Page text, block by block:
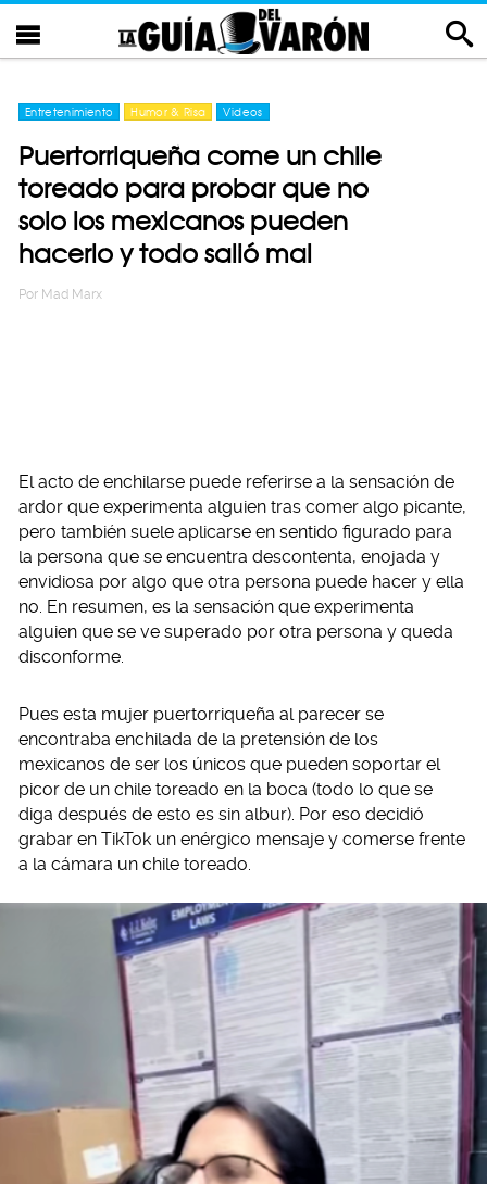
Entretenimiento Humor & Risa Videos
Puertorriqueña come un chile
toreado para probar que no
solo los mexicanos pueden
hacerlo y todo salió mal
Por Mad Marx
El acto de enchilarse puede referirse a la sensación de
ardor que experimenta alguien tras comer algo picante,
pero también suele aplicarse en sentido figurado para
la persona que se encuentra descontenta, enojada y
envidiosa por algo que otra persona puede hacer y ella
no. En resumen, es la sensación que experimenta
alguien que se ve superado por otra persona y queda
disconforme.
Pues esta mujer puertorriqueña al parecer se
encontraba enchilada de la pretensión de los
mexicanos de ser los únicos que pueden soportar el
picor de un chile toreado en la boca (todo lo que se
diga después de esto es sin albur). Por eso decidió
grabar en TikTok un enérgico mensaje y comerse frente
a la cámara un chile toreado.